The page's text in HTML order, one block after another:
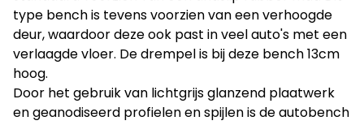
type bench is tevens voorzien van een verhoogde
deur, waardoor deze ook past in veel auto's met een
verlaagde vloer. De drempel is bij deze bench 13cm
hoog.
Door het gebruik van lichtgrijs glanzend plaatwerk
en geanodiseerd profielen en spijlen is de autobench